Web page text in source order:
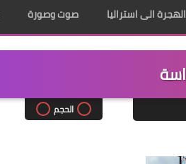
الهجرة الى استراليا صوت وصورة
الحجم